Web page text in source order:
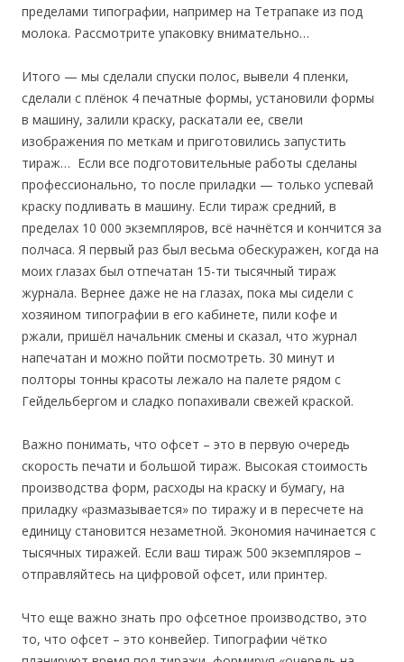
пределами типографии, например на Тетрапаке из под
молока. Рассмотрите упаковку внимательно…
Итого — мы сделали спуски полос, вывели 4 пленки,
сделали с плёнок 4 печатные формы, установили формы
в машину, залили краску, раскатали ее, свели
изображения по меткам и приготовились запустить
тираж… Если все подготовительные работы сделаны
профессионально, то после приладки — только успевай
краску подливать в машину. Если тираж средний, в
пределах 10 000 экземпляров, всё начнётся и кончится за
полчаса. Я первый раз был весьма обескуражен, когда на
моих глазах был отпечатан 15-ти тысячный тираж
журнала. Вернее даже не на глазах, пока мы сидели с
хозяином типографии в его кабинете, пили кофе и
ржали, пришёл начальник смены и сказал, что журнал
напечатан и можно пойти посмотреть. 30 минут и
полторы тонны красоты лежало на палете рядом с
Гейдельбергом и сладко попахивали свежей краской.
Важно понимать, что офсет – это в первую очередь
скорость печати и большой тираж. Высокая стоимость
производства форм, расходы на краску и бумагу, на
приладку «размазывается» по тиражу и в пересчете на
единицу становится незаметной. Экономия начинается с
тысячных тиражей. Если ваш тираж 500 экземпляров –
отправляйтесь на цифровой офсет, или принтер.
Что еще важно знать про офсетное производство, это
то, что офсет – это конвейер. Типографии чётко